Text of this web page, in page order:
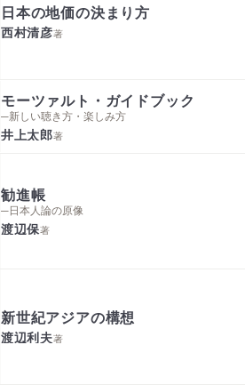
日本の地価の決まり方
西村清彦著
モーツァルト・ガイドブック
─新しい聴き方・楽しみ方
井上太郎著
勧進帳
─日本人論の原像
渡辺保著
新世紀アジアの構想
渡辺利夫著